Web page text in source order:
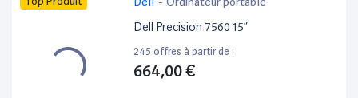
Dell Precision 7560 15”
245 offres à partir de :
664,00 €